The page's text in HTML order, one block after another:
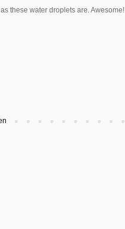
these water droplets are. Awesome!